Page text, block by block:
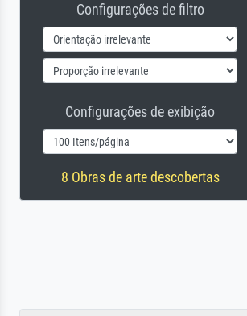
Configurações de filtro
Configurações de exibição
8 Obras de arte descobertas